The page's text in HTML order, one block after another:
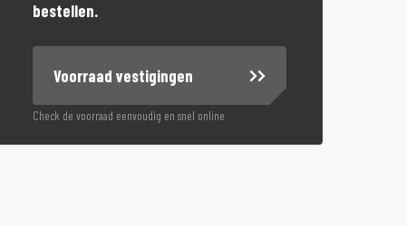
bestellen.
Voorraad vestigingen
Check de voorraad eenvoudig en snel online